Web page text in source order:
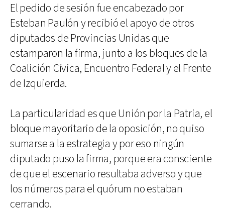
El pedido de sesión fue encabezado por
Esteban Paulón y recibió el apoyo de otros
diputados de Provincias Unidas que
estamparon la firma, junto a los bloques de la
Coalición Cívica, Encuentro Federal y el Frente
de Izquierda.
La particularidad es que Unión por la Patria, el
bloque mayoritario de la oposición, no quiso
sumarse a la estrategia y por eso ningún
diputado puso la firma, porque era consciente
de que el escenario resultaba adverso y que
los números para el quórum no estaban
cerrando.